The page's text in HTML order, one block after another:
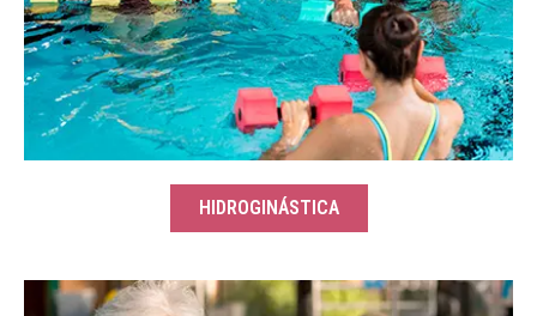
HIDROGINÁSTICA